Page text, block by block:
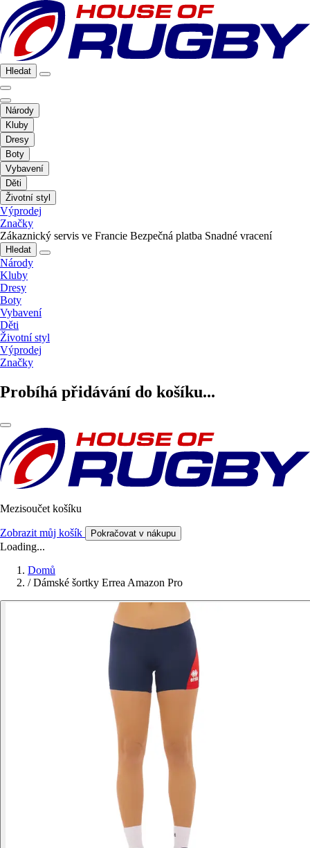
Hledat
Národy
Kluby
Dresy
Boty
Vybavení
Děti
Životní styl
Výprodej
Značky
Zákaznický servis ve Francie Bezpečná platba Snadné vracení
Hledat
Národy
Kluby
Dresy
Boty
Vybavení
Děti
Životní styl
Výprodej
Značky
Probíhá přidávání do košíku...
Mezisoučet košíku
Zobrazit můj košík Pokračovat v nákupu
Loading...
Domů
/ Dámské šortky Errea Amazon Pro